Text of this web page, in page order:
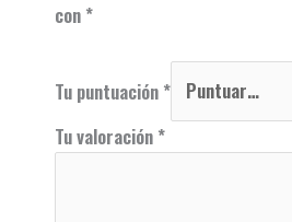
con *
Tu puntuación *
Tu valoración *